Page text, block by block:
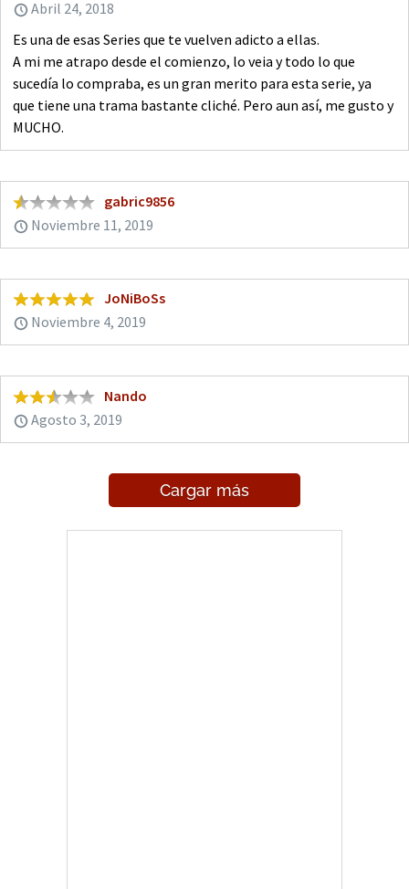
Abril 24, 2018
Es una de esas Series que te vuelven adicto a ellas.
A mi me atrapo desde el comienzo, lo veia y todo lo que
sucedía lo compraba, es un gran merito para esta serie, ya
que tiene una trama bastante cliché. Pero aun así, me gusto y
MUCHO.
gabric9856
Noviembre 11, 2019
JoNiBoSs
Noviembre 4, 2019
Nando
Agosto 3, 2019
Cargar más